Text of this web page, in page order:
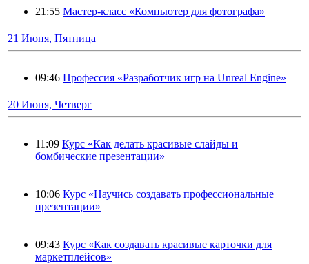
21:55 Мастер-класс «Компьютер для фотографа»
21 Июня, Пятница
09:46 Профессия «Разработчик игр на Unreal Engine»
20 Июня, Четверг
11:09 Курс «Как делать красивые слайды и
бомбические презентации»
10:06 Курс «Научись создавать профессиональные
презентации»
09:43 Курс «Как создавать красивые карточки для
маркетплейсов»